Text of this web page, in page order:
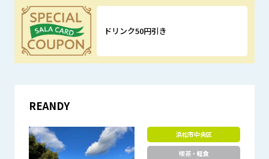
優待特典
ドリンク50円引き
REANDY
浜松市中央区
喫茶・軽食